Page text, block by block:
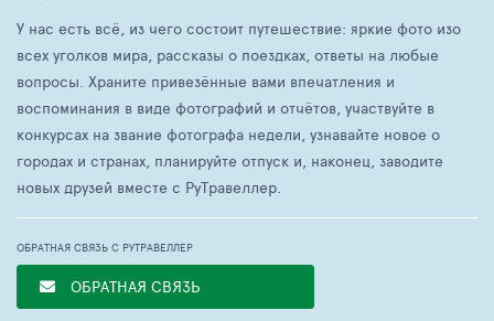
У нас есть всё, из чего состоит путешествие: яркие фото изо
всех уголков мира, рассказы о поездках, ответы на любые
вопросы. Храните привезённые вами впечатления и
воспоминания в виде фотографий и отчётов, участвуйте в
конкурсах на звание фотографа недели, узнавайте новое о
городах и странах, планируйте отпуск и, наконец, заводите
новых друзей вместе с РуТравеллер.
ОБРАТНАЯ СВЯЗЬ С РУТРАВЕЛЛЕР
ОБРАТНАЯ СВЯЗЬ